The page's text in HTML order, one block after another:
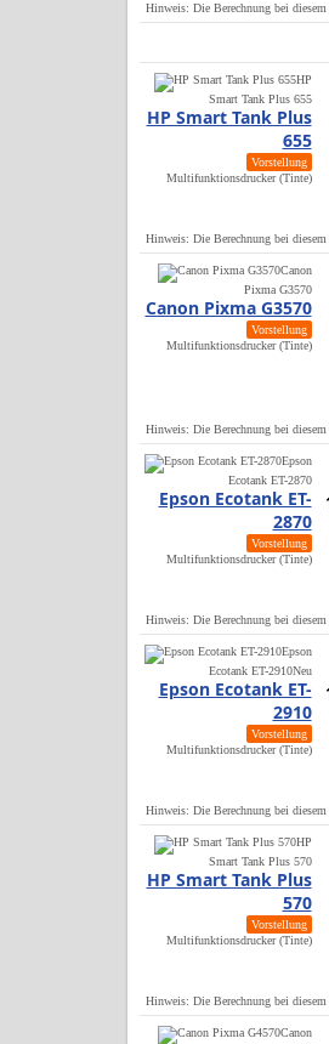
Hinweis: Die Berechnung bei diesem
HP
Smart Tank Plus 655
HP Smart Tank Plus
655
Vorstellung
Multifunktionsdrucker (Tinte)
Hinweis: Die Berechnung bei diesem
Canon
Pixma G3570
Canon Pixma G3570
Vorstellung
Multifunktionsdrucker (Tinte)
Hinweis: Die Berechnung bei diesem
Epson
Ecotank ET-2870
Epson Ecotank ET-
2870
Vorstellung
Multifunktionsdrucker (Tinte)
Hinweis: Die Berechnung bei diesem
Epson
Ecotank ET-2910Neu
Epson Ecotank ET-
2910
Vorstellung
Multifunktionsdrucker (Tinte)
Hinweis: Die Berechnung bei diesem
HP
Smart Tank Plus 570
HP Smart Tank Plus
570
Vorstellung
Multifunktionsdrucker (Tinte)
Hinweis: Die Berechnung bei diesem
Canon